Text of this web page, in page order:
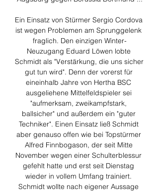
Ein Einsatz von Stürmer Sergio Cordova
ist wegen Problemen am Sprunggelenk
fraglich. Den einzigen Winter-
Neuzugang Eduard Löwen lobte
Schmidt als "Verstärkung, die uns sicher
gut tun wird". Denn der vorerst für
eineinhalb Jahre von Hertha BSC
ausgeliehene Mittelfeldspieler sei
"aufmerksam, zweikampfstark,
ballsicher" und außerdem ein "guter
Techniker". Einen Einsatz ließ Schmidt
aber genauso offen wie bei Topstürmer
Alfred Finnbogason, der seit Mitte
November wegen einer Schulterblessur
gefehlt hatte und erst seit Dienstag
wieder in vollem Umfang trainiert.
Schmidt wollte nach eigener Aussage